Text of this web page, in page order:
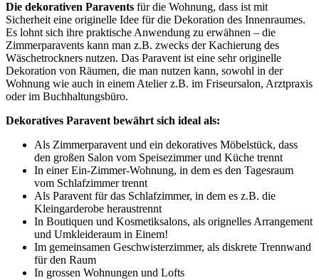
Die dekorativen Paravents für die Wohnung, dass ist mit
Sicherheit eine originelle Idee für die Dekoration des Innenraumes.
Es lohnt sich ihre praktische Anwendung zu erwähnen – die
Zimmerparavents kann man z.B. zwecks der Kachierung des
Wäschetrockners nutzen. Das Paravent ist eine sehr originelle
Dekoration von Räumen, die man nutzen kann, sowohl in der
Wohnung wie auch in einem Atelier z.B. im Friseursalon, Arztpraxis
oder im Buchhaltungsbüro.
Dekoratives Paravent bewährt sich ideal als:
Als Zimmerparavent und ein dekoratives Möbelstück, dass
den großen Salon vom Speisezimmer und Küche trennt
In einer Ein-Zimmer-Wohnung, in dem es den Tagesraum
vom Schlafzimmer trennt
Als Paravent für das Schlafzimmer, in dem es z.B. die
Kleingarderobe heraustrennt
In Boutiquen und Kosmetiksalons, als orignelles Arrangement
und Umkleideraum in Einem!
Im gemeinsamen Geschwisterzimmer, als diskrete Trennwand
für den Raum
In grossen Wohnungen und Lofts